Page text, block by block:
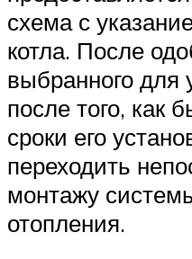
схема с
котла. После
выбранного для
после того, как
сроки его
переходить
монтажу
отопления.